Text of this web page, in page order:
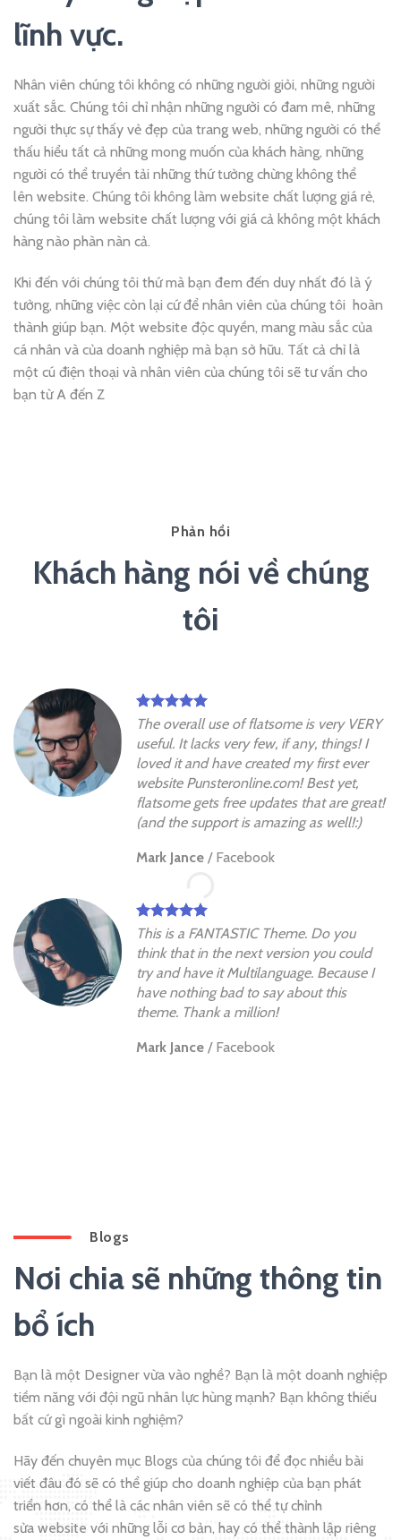
lĩnh vực.
Nhân viên chúng tôi không có những người giỏi, những người
xuất sắc. Chúng tôi chỉ nhận những người có đam mê, những
người thực sự thấy vẻ đẹp của trang web, những người có thể
thấu hiểu tất cả những mong muốn của khách hàng, những
người có thể truyền tải những thứ tưởng chừng không thể
lên website. Chúng tôi không làm website chất lượng giá rẻ,
chúng tôi làm website chất lượng với giá cả không một khách
hàng nào phàn nàn cả.
Khi đến với chúng tôi thứ mà bạn đem đến duy nhất đó là ý
tưởng, những việc còn lại cứ để nhân viên của chúng tôi hoàn
thành giúp bạn. Một website độc quyền, mang màu sắc của
cá nhân và của doanh nghiệp mà bạn sở hữu. Tất cả chỉ là
một cú điện thoại và nhân viên của chúng tôi sẽ tư vấn cho
bạn từ A đến Z
Phản hồi
Khách hàng nói về chúng
tôi
The overall use of flatsome is very VERY
useful. It lacks very few, if any, things! I
loved it and have created my first ever
website Punsteronline.com! Best yet,
flatsome gets free updates that are great!
(and the support is amazing as well!:)
Mark Jance / Facebook
This is a FANTASTIC Theme. Do you
think that in the next version you could
try and have it Multilanguage. Because I
have nothing bad to say about this
theme. Thank a million!
Mark Jance / Facebook
Blogs
Nơi chia sẽ những thông tin
bổ ích
Bạn là một Designer vừa vào nghề? Bạn là một doanh nghiệp
tiềm năng với đội ngũ nhân lực hùng mạnh? Bạn không thiếu
bất cứ gì ngoài kinh nghiệm?
Hãy đến chuyên mục Blogs của chúng tôi để đọc nhiều bài
viết đâu đó sẽ có thể giúp cho doanh nghiệp của bạn phát
triển hơn, có thể là các nhân viên sẽ có thể tự chỉnh
sửa website với những lỗi cơ bản, hay có thể thành lập riêng